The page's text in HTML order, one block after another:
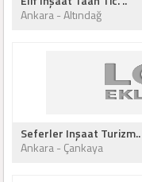
Ankara - Altındağ
Seferler Inşaat Turizm..
Ankara - Çankaya